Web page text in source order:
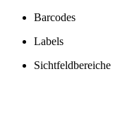
Barcodes
Labels
Sichtfeldbereiche